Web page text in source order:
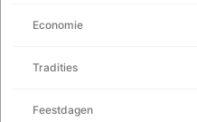
Economie
Tradities
Feestdagen